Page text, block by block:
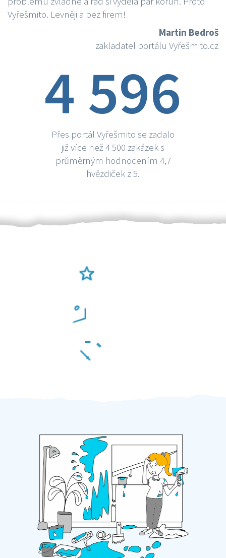
Vyřešmito. Levněji a bez firem!
Martin Bedroš
zakladatel portálu Vyřešmito.cz
4 596
Přes portál Vyřešmito se zadalo
již více než 4 500 zakázek s
průměrným hodnocením 4,7
hvězdiček z 5.